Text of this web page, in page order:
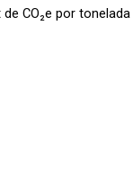
de CO₂e por